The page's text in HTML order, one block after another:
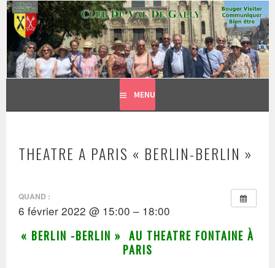
Aller
contenu
principal
CLUB DU VAL DE GALLY
BOUGER, VISITER, COMMUNIQUER = BIEN ÊTRE
MENU
THEATRE A PARIS « BERLIN-BERLIN »
QUAND :
6 février 2022 @ 15:00 – 18:00
« BERLIN -BERLIN » AU THEATRE FONTAINE À
PARIS